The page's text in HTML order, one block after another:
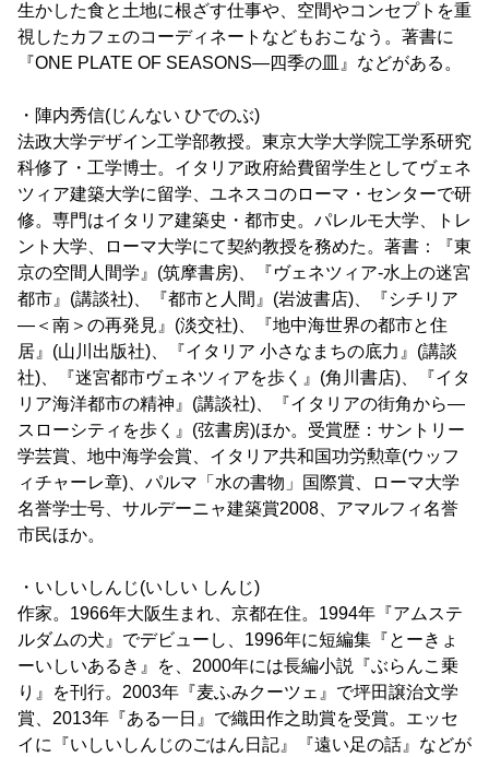
生かした食と土地に根ざす仕事や、空間やコンセプトを重
視したカフェのコーディネートなどもおこなう。著書に
『ONE PLATE OF SEASONS―四季の皿』などがある。
・陣内秀信(じんない ひでのぶ)
法政大学デザイン工学部教授。東京大学大学院工学系研究
科修了・工学博士。イタリア政府給費留学生としてヴェネ
ツィア建築大学に留学、ユネスコのローマ・センターで研
修。専門はイタリア建築史・都市史。パレルモ大学、トレ
ント大学、ローマ大学にて契約教授を務めた。著書：『東
京の空間人間学』(筑摩書房)、『ヴェネツィア-水上の迷宮
都市』(講談社)、『都市と人間』(岩波書店)、『シチリア
―＜南＞の再発見』(淡交社)、『地中海世界の都市と住
居』(山川出版社)、『イタリア 小さなまちの底力』(講談
社)、『迷宮都市ヴェネツィアを歩く』(角川書店)、『イタ
リア海洋都市の精神』(講談社)、『イタリアの街角から―
スローシティを歩く』(弦書房)ほか。受賞歴：サントリー
学芸賞、地中海学会賞、イタリア共和国功労勲章(ウッフ
ィチャーレ章)、パルマ「水の書物」国際賞、ローマ大学
名誉学士号、サルデーニャ建築賞2008、アマルフィ名誉
市民ほか。
・いしいしんじ(いしい しんじ)
作家。1966年大阪生まれ、京都在住。1994年『アムステ
ルダムの犬』でデビューし、1996年に短編集『とーきょ
ーいしいあるき』を、2000年には長編小説『ぶらんこ乗
り』を刊行。2003年『麦ふみクーツェ』で坪田譲治文学
賞、2013年『ある一日』で織田作之助賞を受賞。エッセ
イに『いしいしんじのごはん日記』『遠い足の話』などが